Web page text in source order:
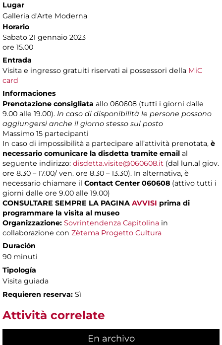
Lugar
Galleria d'Arte Moderna
Horario
Sabato 21 gennaio 2023
ore 15.00
Entrada
Visita e ingresso gratuiti riservati ai possessori della MiC
card
Informaciones
Prenotazione consigliata allo 060608 (tutti i giorni dalle
9.00 alle 19.00). In caso di disponibilità le persone possono
aggiungersi anche il giorno stesso sul posto
Massimo 15 partecipanti
In caso di impossibilità a partecipare all’attività prenotata, è
necessario comunicare la disdetta tramite email al
seguente indirizzo: disdetta.visite@060608.it (dal lun.al giov.
ore 8.30 – 17.00/ ven. ore 8.30 – 13.30). In alternativa, è
necessario chiamare il Contact Center 060608 (attivo tutti i
giorni dalle ore 9.00 alle 19.00)
CONSULTARE SEMPRE LA PAGINA AVVISI prima di
programmare la visita al museo
Organizzazione: Sovrintendenza Capitolina in
collaborazione con Zètema Progetto Cultura
Duración
90 minuti
Tipología
Visita guiada
Requieren reserva: Sì
Attività correlate
En archivo